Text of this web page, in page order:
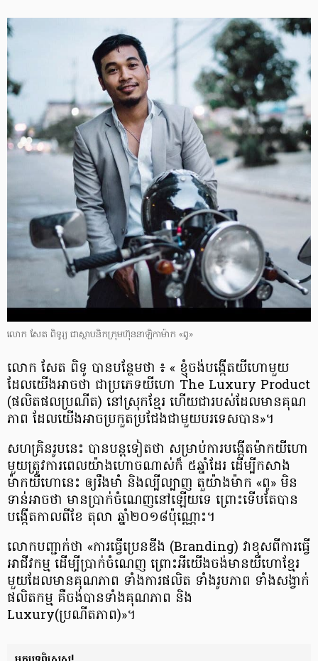
លោក សែត ពិទូរ្យ ជា​ស្ថាបនិក​​ក្រុមហ៊ុន​​នាឡិកា​ម៉ាក «​ពូ​»
លោក សែត ពិទូ បានបន្ថែមថា ៖ «​ ខ្ញុំចង់បង្កើត​យីហោមួយ
ដែលយើង​អាចថា ជាប្រភេទ​យីហោ The Luxury Product
(ផលិតផល​ប្រណីត) នៅស្រុកខ្មែរ ហើយជា​​របស់​​ដែលមាន​​គុណ
ភាព ​ដែលយើង​អាចប្រកួតប្រជែង​ជាមួយ​បរទេសបាន»។
សហគ្រិនរូបនេះ បានបន្តទៀតថា សម្រាប់​ការបង្កើត​ម៉ាកយីហោ​
មួយត្រូវការ​ពេល​យ៉ាងហោចណាស់ក៏ ៥ឆ្នាំដែរ ដើម្បី​កសាង​
ម៉ាកយីហោនេះ ឲ្យរឹងមាំ និងល្បីល្បាញ តួយ៉ាង​​ម៉ាក «​ពូ​» មិន
ទាន់អាចថា មានប្រាក់ចំណេញ​នៅឡើយទេ ព្រោះទើបតែ​បាន
បង្កើត​កាលពីខែ តុលា ឆ្នាំ២០១៨ប៉ុណ្ណោះ។
លោកបញ្ជាក់ថា «ការធ្វើប្រេនឌីង (Branding) វាខុស​ពីការធ្វើ​
អាជីវកម្ម ដើម្បី​ប្រាក់ចំណេញ​ ព្រោះអី​យើងចង់​មាន​យីហោខ្មែរ​
មួយដែល​មាន​គុណភាព ទាំងការផលិត ទាំងរូបភាព ទាំងសង្វាក់
ផលិតកម្ម គឺចង់បាន​ទាំង​គុណភាព និង
Luxury(ប្រណីតភាព)»។